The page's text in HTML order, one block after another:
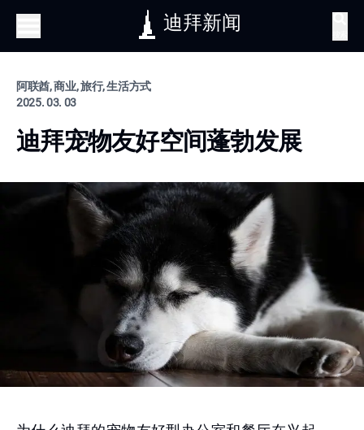
迪拜新闻
阿联酋, 商业, 旅行, 生活方式
2025. 03. 03
迪拜宠物友好空间蓬勃发展